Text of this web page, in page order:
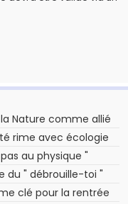
Nature comme allié
rime avec écologie
au physique "
du " débrouille-toi "
clé pour la rentrée